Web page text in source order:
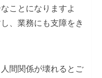
ことになりますよ
、業務にも支障をき
間関係が壊れるとご